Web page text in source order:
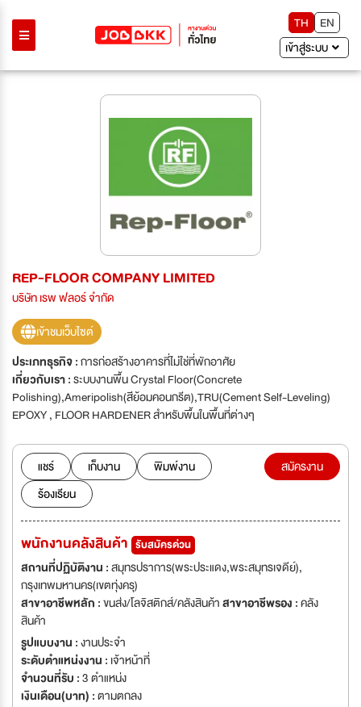
TH
EN
เข้าสู่ระบบ
REP-FLOOR COMPANY LIMITED
บริษัท เรพ ฟลอร์ จำกัด
เข้าชมเว็บไซต์
ประเภทธุรกิจ :การก่อสร้างอาคารที่ไม่ใช่ที่พักอาศัย
เกี่ยวกับเรา :ระบบงานพื้น Crystal Floor(Concrete
Polishing),Ameripolish(สีย้อมคอนกรีต),TRU(Cement Self-Leveling)
EPOXY , FLOOR HARDENER สำหรับพื้นในพื้นที่ต่างๆ
แชร์ เก็บงาน
พิมพ์งาน
ร้องเรียน
สมัครงาน
พนักงานคลังสินค้า รับสมัครด่วน
สถานที่ปฏิบัติงาน :สมุทรปราการ(พระประแดง,พระสมุทรเจดีย์),
กรุงเทพมหานคร(เขตทุ่งครุ)
สาขาอาชีพหลัก :ขนส่ง/โลจิสติกส์/คลังสินค้าสาขาอาชีพรอง :คลัง
สินค้า
รูปแบบงาน :งานประจำ
ระดับตำแหน่งงาน : เจ้าหน้าที่
จำนวนที่รับ :3 ตำแหน่ง
เงินเดือน(บาท) :ตามตกลง